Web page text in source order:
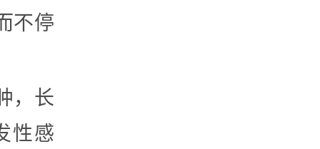
不停
，长
性感